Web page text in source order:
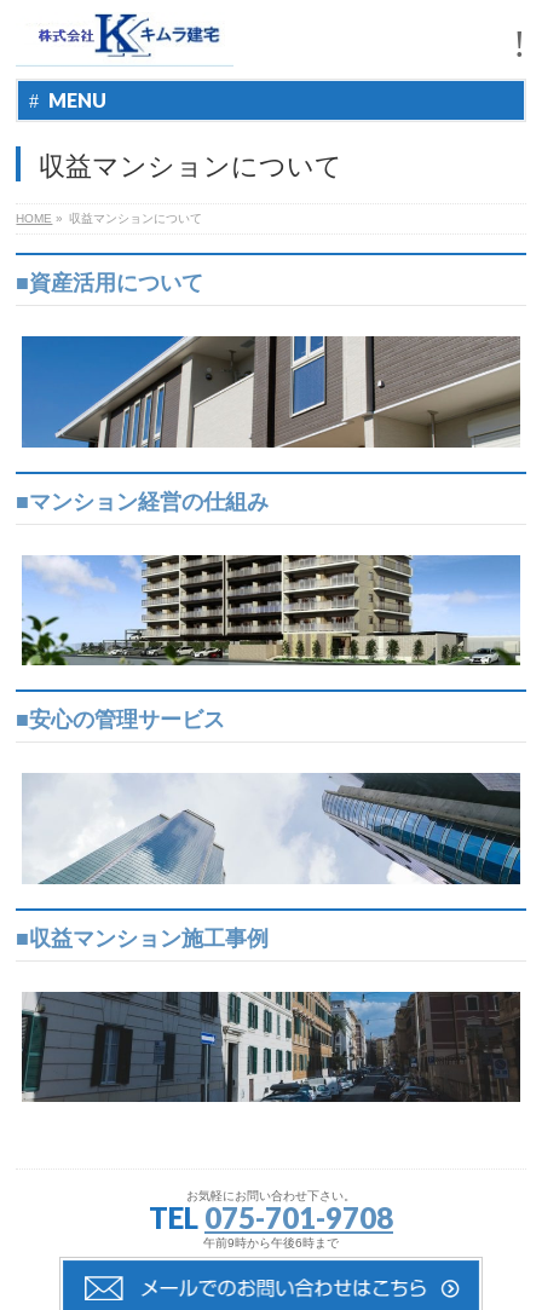
MENU
収益マンションについて
HOME » 収益マンションについて
■資産活用について
■マンション経営の仕組み
■安心の管理サービス
■収益マンション施工事例
お気軽にお問い合わせ下さい。
TEL 075-701-9708
午前9時から午後6時まで